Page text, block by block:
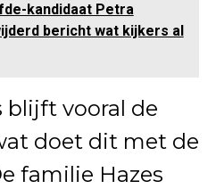
kandidaat Petra
bericht wat kijkers al
blijft vooral de
doet dit met de
familie Hazes